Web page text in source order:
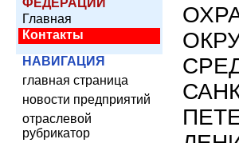
ФЕДЕРАЦИИ
Главная
Контакты
НАВИГАЦИЯ
главная страница
новости предприятий
отраслевой
рубрикатор